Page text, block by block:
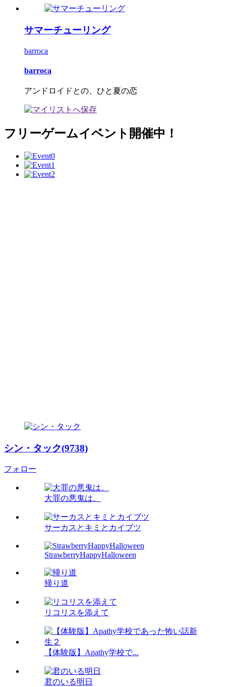
サマーチューリング
barroca
barroca
アンドロイドとの、ひと夏の恋
フリーゲームイベント開催中！
シン・タック(9738)
フォロー
大罪の悪鬼は。
サーカスとキミとカイブツ
StrawberryHappyHalloween
帰り道
リコリスを添えて
【体験版】Apathy学校で...
君のいる明日